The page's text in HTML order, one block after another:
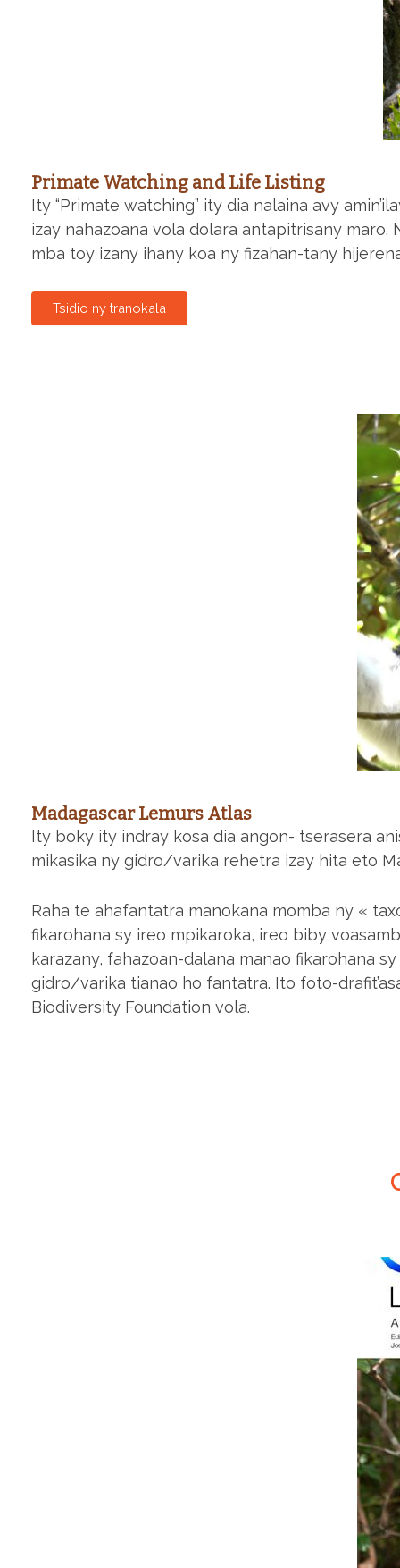
Primate Watching and Life Listing
Ity “Primate watching” ity dia nalaina avy
izay nahazoana vola dolara antapitrisany maro.
mba toy izany ihany koa ny fizahan-tany
Tsidio ny tranokala
Madagascar Lemurs Atlas
Ity boky ity indray kosa dia angon- tserasera
mikasika ny gidro/varika rehetra izay hita eto
Raha te ahafantatra manokana momba ny «
fikarohana sy ireo mpikaroka, ireo biby
karazany, fahazoan-dalana manao fikarohana
gidro/varika tianao ho fantatra. Ito foto-
Biodiversity Foundation vola.